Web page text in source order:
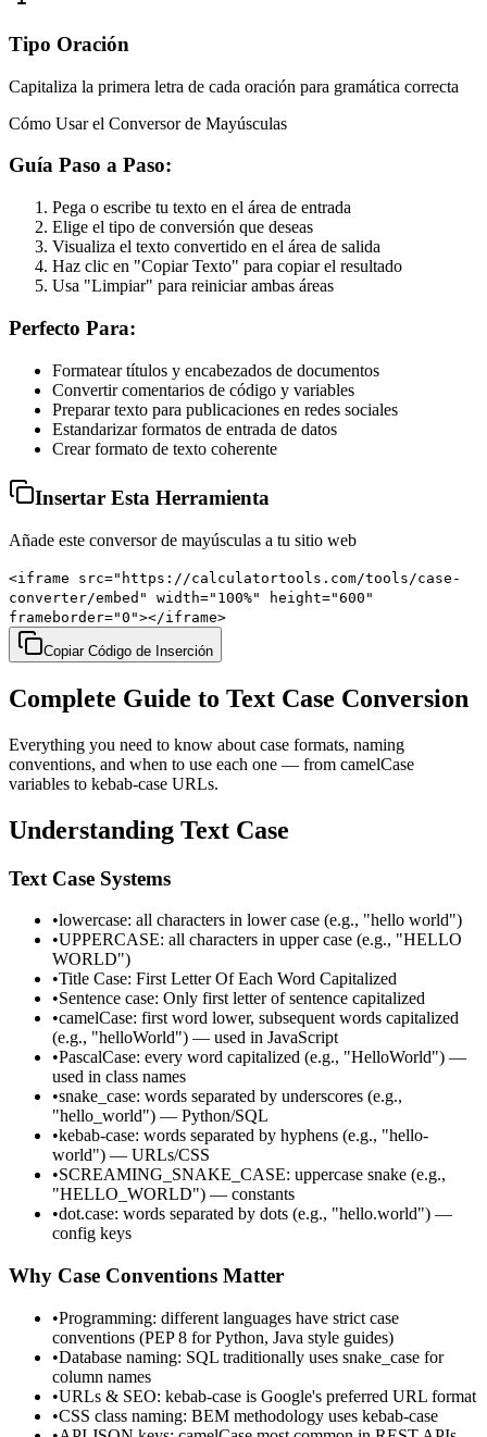
Tipo Oración
Capitaliza la primera letra de cada oración para gramática correcta
Cómo Usar el Conversor de Mayúsculas
Guía Paso a Paso:
Pega o escribe tu texto en el área de entrada
Elige el tipo de conversión que deseas
Visualiza el texto convertido en el área de salida
Haz clic en "Copiar Texto" para copiar el resultado
Usa "Limpiar" para reiniciar ambas áreas
Perfecto Para:
Formatear títulos y encabezados de documentos
Convertir comentarios de código y variables
Preparar texto para publicaciones en redes sociales
Estandarizar formatos de entrada de datos
Crear formato de texto coherente
Insertar Esta Herramienta
Añade este conversor de mayúsculas a tu sitio web
<iframe src="https://calculatortools.com/tools/case-
converter/embed" width="100%" height="600"
frameborder="0"></iframe>
Copiar Código de Inserción
Complete Guide to Text Case Conversion
Everything you need to know about case formats, naming
conventions, and when to use each one — from camelCase
variables to kebab-case URLs.
Understanding Text Case
Text Case Systems
•lowercase: all characters in lower case (e.g., "hello world")
•UPPERCASE: all characters in upper case (e.g., "HELLO
WORLD")
•Title Case: First Letter Of Each Word Capitalized
•Sentence case: Only first letter of sentence capitalized
•camelCase: first word lower, subsequent words capitalized
(e.g., "helloWorld") — used in JavaScript
•PascalCase: every word capitalized (e.g., "HelloWorld") —
used in class names
•snake_case: words separated by underscores (e.g.,
"hello_world") — Python/SQL
•kebab-case: words separated by hyphens (e.g., "hello-
world") — URLs/CSS
•SCREAMING_SNAKE_CASE: uppercase snake (e.g.,
"HELLO_WORLD") — constants
•dot.case: words separated by dots (e.g., "hello.world") —
config keys
Why Case Conventions Matter
•Programming: different languages have strict case
conventions (PEP 8 for Python, Java style guides)
•Database naming: SQL traditionally uses snake_case for
column names
•URLs & SEO: kebab-case is Google's preferred URL format
•CSS class naming: BEM methodology uses kebab-case